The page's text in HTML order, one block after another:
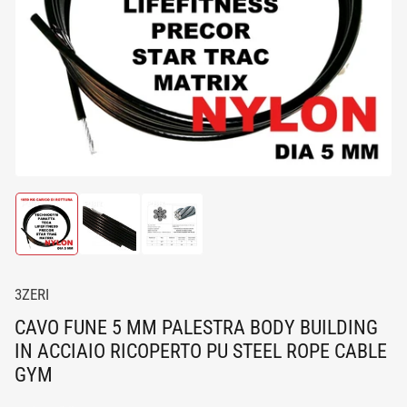
media
1
in
dialogo
modale
Carica
immagine
1
Raccolta
Carica
immagine
Carica
immagine
3ZERI
CAVO FUNE 5 MM PALESTRA BODY BUILDING
IN ACCIAIO RICOPERTO PU STEEL ROPE CABLE
GYM